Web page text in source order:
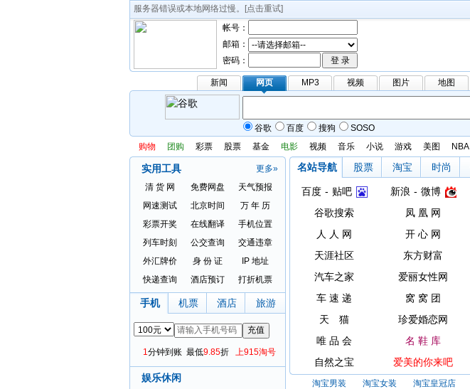
帐号：
邮箱：
密码：
新闻 网页 MP3 视频 图片 地图
谷歌
百度 搜狗
SOSO
购物
团购 彩票 股票 基金 电影 视频 音乐 小说 游戏 美图 NBA
实用工具
更多»
清 货 网
免费网盘
天气预报
网速测试
北京时间
万 年 历
彩票开奖
在线翻译
手机位置
列车时刻
公交查询
交通违章
外汇牌价
身 份 证
IP 地址
快递查询
酒店预订 打折机票
手机 机票 酒店 旅游
1 分钟到账 最低9.85折 上915淘号
娱乐休闲
名站导航 股票 淘宝 时尚
百度 - 贴吧 新浪 - 微博
谷歌搜索
凤 凰 网
人 人 网
开 心 网
天涯社区
东方财富
汽车之家
爱丽女性网
车 速 递
窝 窝 团
天 猫
珍爱婚恋网
唯 品 会
名 鞋 库
自然之宝
爱美的你来吧
淘宝男装 淘宝女装 淘宝皇冠店